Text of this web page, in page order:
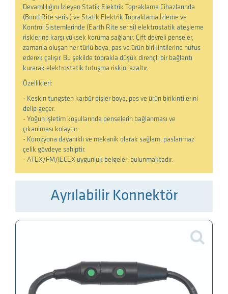
Devamlılığını İzleyen Statik Elektrik Topraklama Cihazlarında
(Bond Rite serisi) ve Statik Elektrik Topraklama İzleme ve
Kontrol Sistemlerinde (Earth Rite serisi) elektrostatik ateşleme
risklerine karşı yüksek koruma sağlanır. Çift devreli penseler,
zamanla oluşan her türlü boya, pas ve ürün birikintilerine nüfus
ederek çalışır. Bu şekilde toprakla düşük dirençli bir bağlantı
kurarak elektrostatik tutuşma riskini azaltır.
Özellikleri:
- Keskin tungsten karbür dişler boya, pas ve ürün birikintilerini
delip geçer.
- Yoğun işletim koşullarında penselerin bağlanması ve
çıkarılması kolaydır.
- Korozyona dayanıklı ve mekanik olarak sağlam, paslanmaz
çelik gövdeye sahiptir.
- ATEX/FM/IECEX uygunluk belgeleri bulunmaktadır.
Ayrılabilir Konnektör